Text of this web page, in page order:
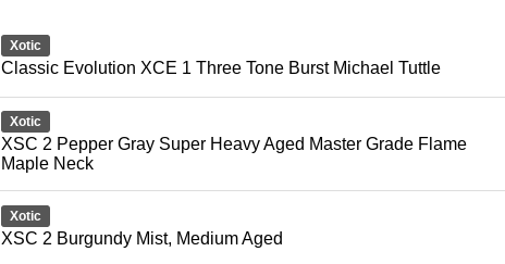
Xotic
Classic Evolution XCE 1 Three Tone Burst Michael Tuttle
Xotic
XSC 2 Pepper Gray Super Heavy Aged Master Grade Flame
Maple Neck
Xotic
XSC 2 Burgundy Mist, Medium Aged